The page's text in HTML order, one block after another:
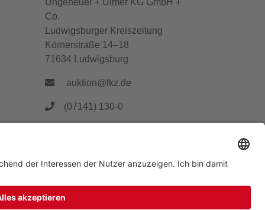
Ungeheuer + Ulmer KG GmbH +
Co.
Ludwigsburger Kreiszeitung
Körnerstraße 14–18
71634 Ludwigsburg
auktion@lkz.de
(07141) 130-0